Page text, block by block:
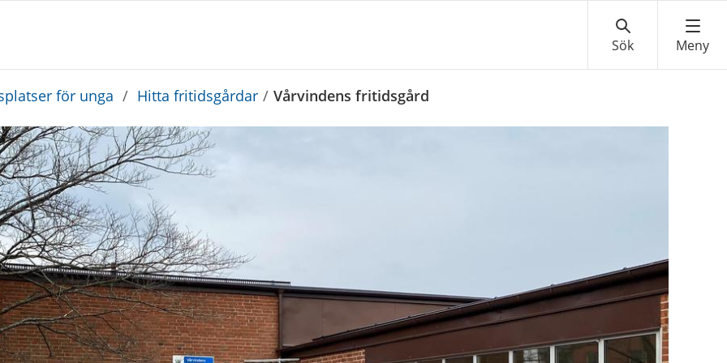
för unga / Hitta fritidsgårdar / Vårvindens fritidsgård